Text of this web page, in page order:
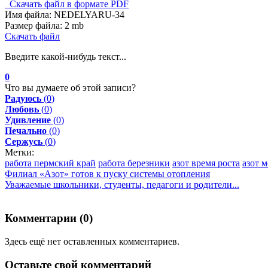
Скачать файл в формате PDF
Имя файла: NEDELYARU-34
Размер файла: 2 mb
Скачать файл
Введите какой-нибудь текст...
0
Что вы думаете об этой записи?
Радуюсь (0)
Любовь (0)
Удивление (0)
Печально (0)
Сержусь (0)
Метки:
работа пермский край работа березники азот время роста азот
Филиал «Азот» готов к пуску системы отопления
Уважаемые школьники, студенты, педагоги и родители...
Комментарии (0)
Здесь ещё нет оставленных комментариев.
Оставьте свой комментарий